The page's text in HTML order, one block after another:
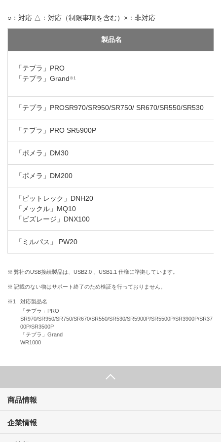
○：対応 △：対応（制限事項を含む）×：非対応
製品名
「テプラ」PRO
「テプラ」Grand ※1
「テプラ」PROSR970/SR950/SR750/ SR670/SR550/SR530
「テプラ」PRO SR5900P
「ポメラ」DM30
「ポメラ」DM200
「ピットレック」DNH20
「メックル」MQ10
「ビズレージ」DNX100
「ミルパス」 PW20
※ 弊社のUSB接続製品は、USB2.0 、USB1.1 仕様に準拠しています。
※ 記載のない物はサポート終了のため検証を行っておりません。
※1
対応製品名
「テプラ」PRO
SR970/SR950/SR750/SR670/SR550/SR530/SR5900P/SR5500P/SR3900P/SR37
00P/SR3500P
「テプラ」Grand
WR1000
商品情報
企業情報